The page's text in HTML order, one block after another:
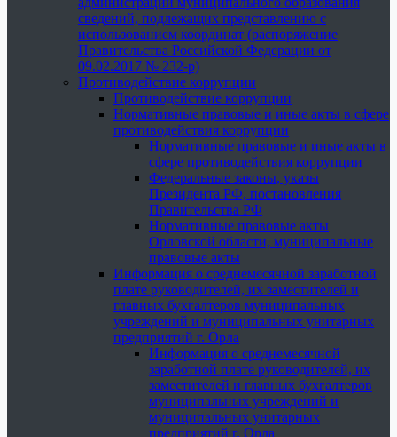
сведений, подлежащих представлению с
использованием координат (распоряжение
Правительства Российской Федерации от
09.02.2017 № 232-р)
Противодействие коррупции
Противодействие коррупции
Нормативные правовые и иные акты в сфере
противодействия коррупции
Нормативные правовые и иные акты в
сфере противодействия коррупции
Федеральные законы, указы
Президента РФ, постановления
Правительства РФ
Нормативные правовые акты
Орловской области, муниципальные
правовые акты
Информация о среднемесячной заработной
плате руководителей, их заместителей и
главных бухгалтеров муниципальных
учреждений и муниципальных унитарных
предприятий г. Орла
Информация о среднемесячной
заработной плате руководителей, их
заместителей и главных бухгалтеров
муниципальных учреждений и
муниципальных унитарных
предприятий г. Орла